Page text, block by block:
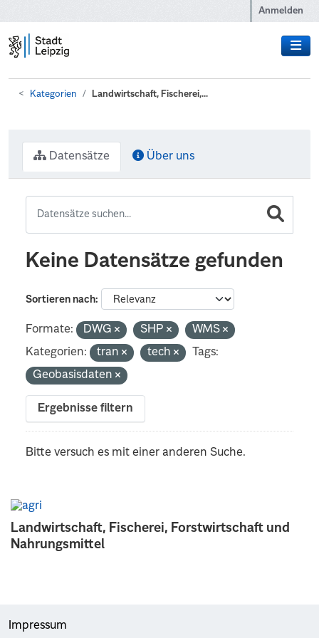
Anmelden
Kategorien Landwirtschaft, Fischerei,...
Landwirtschaft, Fischerei, Forstwirtschaft und
Nahrungsmittel
Datensätze Über uns
Keine Datensätze gefunden
Sortieren nach
Formate: DWG SHP
WMS
Kategorien:
tran tech
Tags:
Geobasisdaten
Ergebnisse filtern
Bitte versuch es mit einer anderen Suche.
Impressum